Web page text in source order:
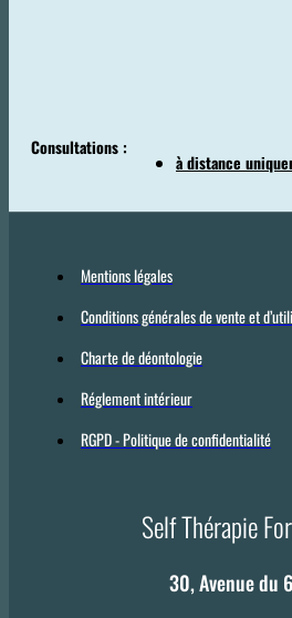
Consultations :
à distance
Mentions légales
Conditions générales de vente et
Charte de déontologie
Réglement intérieur
RGPD - Politique de confidentialité
Self Thérapie
30, Avenue du